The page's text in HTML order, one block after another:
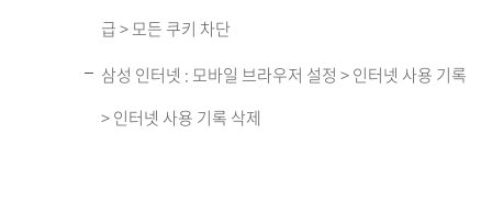
급 > 모든 쿠키 차단
삼성 인터넷 : 모바일 브라우저 설정 > 인터넷 사용 기록
> 인터넷 사용 기록 삭제